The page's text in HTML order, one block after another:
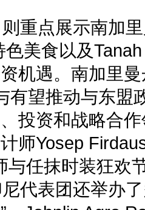
重点展示南加
美食以及
机遇。南加里
有望推动与东盟
投资和战略合
师Yosep
与任抹时装狂欢
代表团还举办